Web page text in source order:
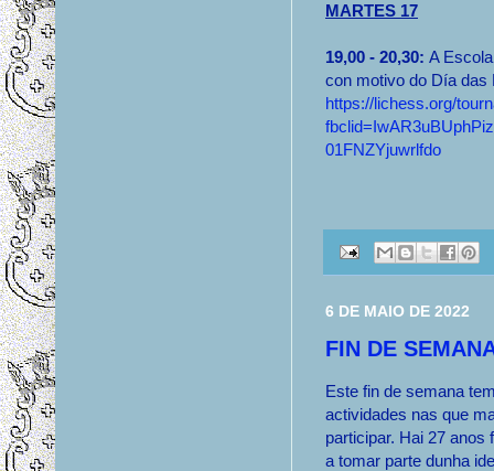
MARTES 17
19,00 - 20,30: A
con motivo do Día
https://lichess.org/
01FNZYjuwrlfdo
6 DE MAIO DE 2022
FIN DE
Este fin de semana
actividades nas que
participar. Hai 27 anos
a tomar parte dunha